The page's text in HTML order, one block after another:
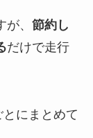
、 節約し
だけで走行
にまとめて